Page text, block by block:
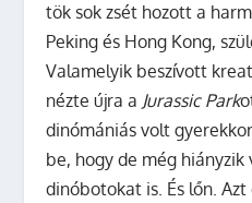
tök sok zsét hozott a
Peking és Hong Kong,
Valamelyik beszívott
nézte újra a Jurassic Park
dinómániás volt
be, hogy de még
dinóbotokat is. És lőn.